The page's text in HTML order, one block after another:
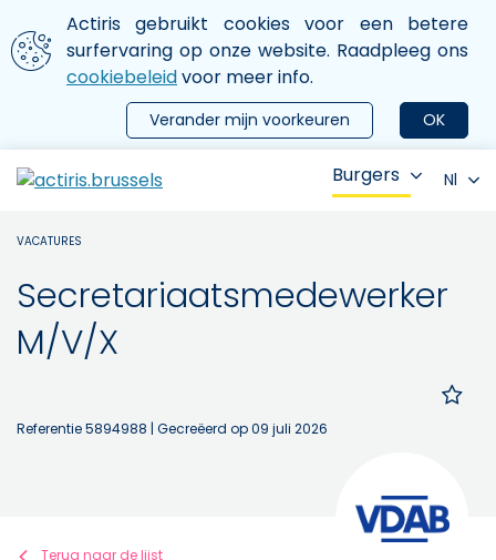
Aller au contenu principal
We gebruiken cookies
Actiris gebruikt cookies voor een betere
surfervaring op onze website. Raadpleeg ons
cookiebeleidvoor meer info.
OK
Verander mijn voorkeuren
le menu
Burgers Nl
VACATURES
Secretariaatsmedewerker
M/V/X
Referentie 5894988 | Gecreëerd op 09 juli 2026
Terug naar de lijst